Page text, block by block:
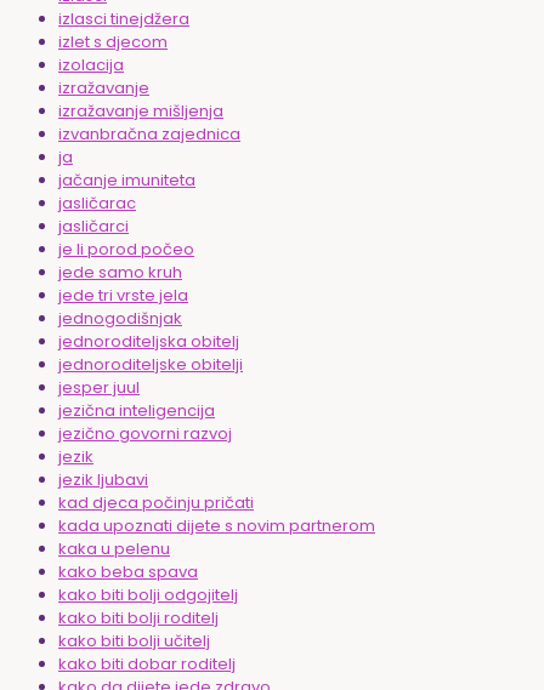
izlasci tinejdžera
izlet s djecom
izolacija
izražavanje
izražavanje mišljenja
izvanbračna zajednica
ja
jačanje imuniteta
jasličarac
jasličarci
je li porod počeo
jede samo kruh
jede tri vrste jela
jednogodišnjak
jednoroditeljska obitelj
jednoroditeljske obitelji
jesper juul
jezična inteligencija
jezično govorni razvoj
jezik
jezik ljubavi
kad djeca počinju pričati
kada upoznati dijete s novim partnerom
kaka u pelenu
kako beba spava
kako biti bolji odgojitelj
kako biti bolji roditelj
kako biti bolji učitelj
kako biti dobar roditelj